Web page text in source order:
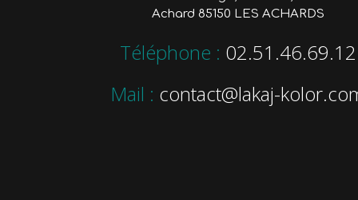
Achard 85150 LES ACHARDS
Téléphone : 02.51.46.69.12
Mail : contact@lakaj-